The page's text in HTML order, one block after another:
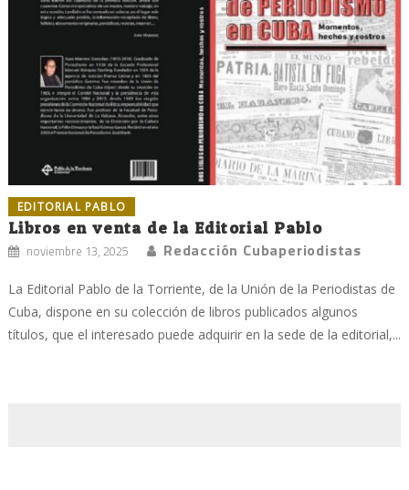
EDITORIAL PABLO
Libros en venta de la Editorial Pablo
noviembre 13, 2025 Redacción Cubaperiodistas
La Editorial Pablo de la Torriente, de la Unión de la Periodistas de
Cuba, dispone en su colección de libros publicados algunos
títulos, que el interesado puede adquirir en la sede de la editorial,...